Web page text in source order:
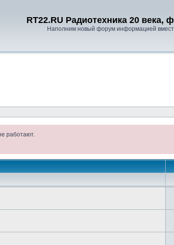
RT22.RU Радиотехника 20 века,
Наполним новый форум информацией
работают.